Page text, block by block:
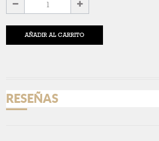
AÑADIR AL CARRITO
RESEÑAS